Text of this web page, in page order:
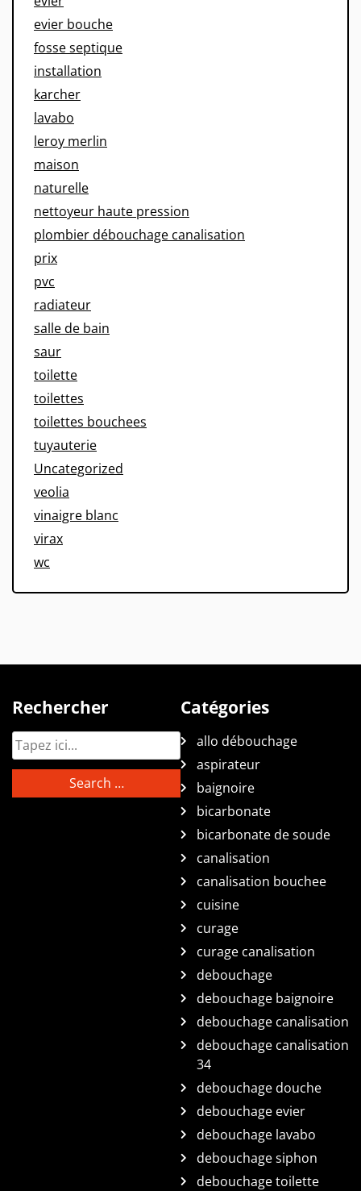
evier bouche
fosse septique
installation
karcher
lavabo
leroy merlin
maison
naturelle
nettoyeur haute pression
plombier débouchage canalisation
prix
pvc
radiateur
salle de bain
saur
toilette
toilettes
toilettes bouchees
tuyauterie
Uncategorized
veolia
vinaigre blanc
virax
wc
Rechercher Catégories
allo débouchage
aspirateur
baignoire
bicarbonate
bicarbonate de soude
canalisation
canalisation bouchee
cuisine
curage
curage canalisation
debouchage
debouchage baignoire
debouchage canalisation
debouchage canalisation
34
debouchage douche
debouchage evier
debouchage lavabo
debouchage siphon
debouchage toilette